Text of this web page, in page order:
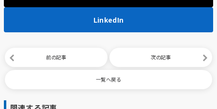
LinkedIn
前の記事 次の記事
一覧へ戻る